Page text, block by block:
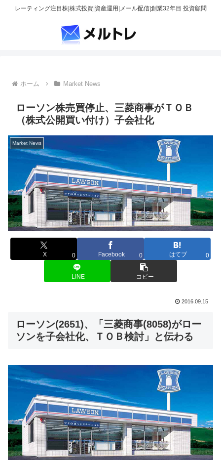
レーティング注目株|株式投資|資産運用|メール配信|創業32年目 投資顧問
ホーム Market News
ローソン株売買停止、三菱商事がＴＯＢ
（株式公開買い付け）子会社化
Market News
X 0 Facebook 0 はてブ 0
LINE コピー
2016.09.15
ローソン(2651)、「三菱商事(8058)がロー
ソンを子会社化、ＴＯＢ検討」と伝わる